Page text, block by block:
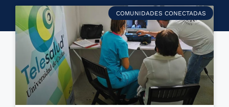
COMUNIDADES CONECTADAS